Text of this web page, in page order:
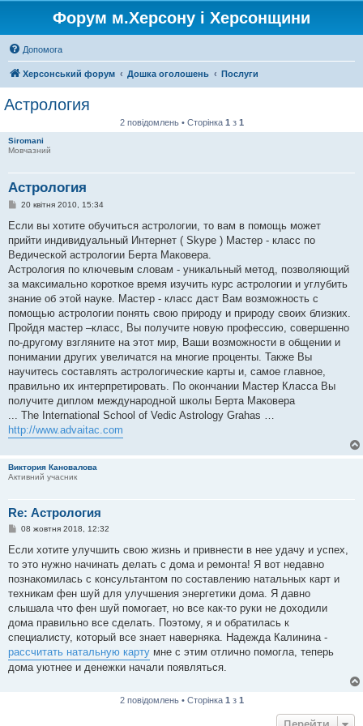
Форум м.Херсону і Херсонщини
Допомога
Херсонський форум Дошка оголошень Послуги
Астрология
2 повідомлень • Сторінка 1 з 1
Siromani
Мовчазний
Астрология
П
в
д
о
м
л
е
н
я
20 квітня 2010, 15:34
Если вы хотите обучиться астрологии, то вам в помощь может
прийти индивидуальный Интернет ( Skype ) Мастер - класс по
Ведической астрологии Берта Маковера.
Астрология по ключевым словам - уникальный метод, позволяющий
за максимально короткое время изучить курс астрологии и углубить
знание об этой науке. Мастер - класс даст Вам возможность с
помощью астрологии понять свою природу и природу своих близких.
Пройдя мастер –класс, Вы получите новую профессию, совершенно
по-другому взгляните на этот мир, Ваши возможности в общении и
понимании других увеличатся на многие проценты. Также Вы
научитесь составлять астрологические карты и, самое главное,
правильно их интерпретировать. По окончании Мастер Класса Вы
получите диплом международной школы Берта Маковера
... The International School of Vedic Astrology Grahas …
http://www.advaitac.com
Виктория Кановалова
Активний учасник
Re: Астрология
П
в
д
о
л
е
н
я
08 жовтня 2018, 12:32
Если хотите улучшить свою жизнь и привнести в нее удачу и успех,
то это нужно начинать делать с дома и ремонта! Я вот недавно
познакомилась с консультантом по составлению натальных карт и
техникам фен шуй для улучшения энергетики дома. Я давно
слышала что фен шуй помогает, но все как-то руки не доходили
дома правильно все сделать. Поэтому, я и обратилась к
специалисту, который все знает наверняка. Надежда Калинина -
рассчитать натальную карту мне с этим отлично помогла, теперь
дома уютнее и денежки начали появляться.
2 повідомлень • Сторінка 1 з 1